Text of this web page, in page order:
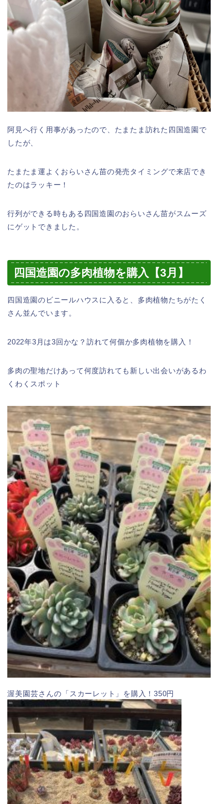
阿見へ行く用事があったので、たまたま訪れた四国造園で
したが、
たまたま運よくおらいさん苗の発売タイミングで来店でき
たのはラッキー！
行列ができる時もある四国造園のおらいさん苗がスムーズ
にゲットできました。
四国造園の多肉植物を購入【3月】
四国造園のビニールハウスに入ると、多肉植物たちがたく
さん並んでいます。
2022年3月は3回かな？訪れて何個か多肉植物を購入！
多肉の聖地だけあって何度訪れても新しい出会いがあるわ
くわくスポット
渥美園芸さんの 「スカーレット」を購入！350円